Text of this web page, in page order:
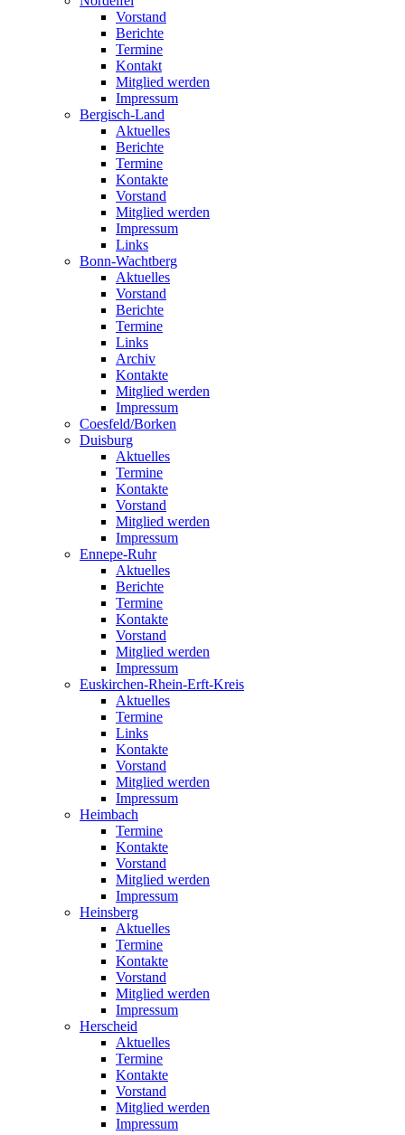
Vorstand
Berichte
Termine
Kontakt
Mitglied werden
Impressum
Bergisch-Land
Aktuelles
Berichte
Termine
Kontakte
Vorstand
Mitglied werden
Impressum
Links
Bonn-Wachtberg
Aktuelles
Vorstand
Berichte
Termine
Links
Archiv
Kontakte
Mitglied werden
Impressum
Coesfeld/Borken
Duisburg
Aktuelles
Termine
Kontakte
Vorstand
Mitglied werden
Impressum
Ennepe-Ruhr
Aktuelles
Berichte
Termine
Kontakte
Vorstand
Mitglied werden
Impressum
Euskirchen-Rhein-Erft-Kreis
Aktuelles
Termine
Links
Kontakte
Vorstand
Mitglied werden
Impressum
Heimbach
Termine
Kontakte
Vorstand
Mitglied werden
Impressum
Heinsberg
Aktuelles
Termine
Kontakte
Vorstand
Mitglied werden
Impressum
Herscheid
Aktuelles
Termine
Kontakte
Vorstand
Mitglied werden
Impressum